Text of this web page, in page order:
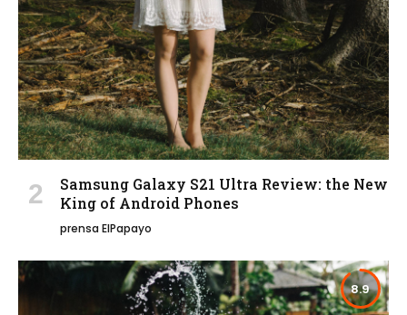
Samsung Galaxy S21 Ultra Review: the New
King of Android Phones
prensa ElPapayo
8.9